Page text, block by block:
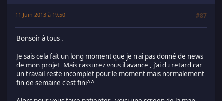
11 Juin 2013 à 19:50 #87
Bonsoir à tous .
Je sais cela fait un long moment que je n'ai pas donné de news
de mon projet. Mais rassurez vous il avance , j'ai du retard car
un travail reste incomplet pour le moment mais normalement
fin de semaine c'est fini^^